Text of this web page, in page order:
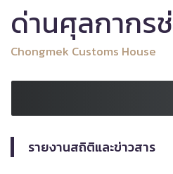
ด่านศุลกากร
Chongmek Customs House
รายงานสถิติและข่าวสาร